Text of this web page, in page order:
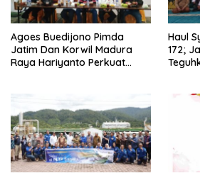
Agoes Buedijono Pimda
Jatim Dan Korwil Madura
Raya Hariyanto Perkuat
Haul
172;